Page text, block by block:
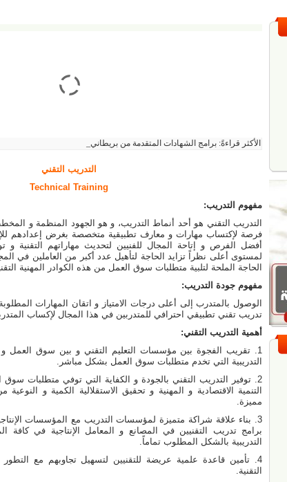
الأكثر قراءةً: برامج الشهادات المتقدمة من بريطانيا
التدريب التقني
Technical Training
مفهوم التدريب:
التدريب التقني هو أحد أنماط التدريب، و هو الجهود المنظمة و
فرصة لإكتساب مهارات و معارف تطبيقية متخصصة بغرض إعدادهم
أفضل الفرص و إتاحة المجال للفنيين لتحديث مهاراتهم التقنية و
لمستوى أعلى نظراً تزايد الحاجة لتأهيل عدد أكبر من العاملين في
الحاجة الملحة لتلبية متطلبات سوق العمل من هذه الكوادر المهنية
مفهوم جودة التدريب:
الوصول بالمتدرب إلى أعلى درجات الامتياز و اتقان المهارات
تدريب تقني تطبيقي احترافي للمتدربين في هذا المجال لإكساب
أهمية التدريب التقني:
1. تقريب الفجوة بين مؤسسات التعليم التقني و بين سوق العمل و
التدريبية التي تخدم متطلبات سوق العمل بشكل مباشر.
2. توفير التدريب التقني بالجودة و الكفاية التي توفي متطلبات
التنمية الاقتصادية و المهنية و تحقيق الاستقلالية الكمية و
مميزة.
3. بناء علاقة شراكة متميزة لمؤسسات التدريب مع المؤسسات
برامج تدريب التقنيين في المصانع و المعامل الإنتاجية في كافة
التدريبية بالشكل المطلوب تماماً.
4. تأمين قاعدة علمية عريضة للتقنيين لتسهيل تجاوبهم مع التطور
التقنية.